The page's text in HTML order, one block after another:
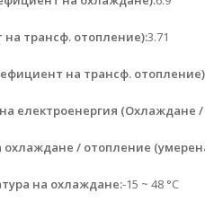
на трансф. отопление):3.71
на трансф.
електроенергия (Охлаждане
охлаждане / отопление
на охлаждане:-15 ~ 48 °C